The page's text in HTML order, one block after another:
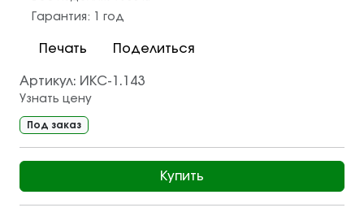
Гарантия:
1 год
Печать Поделиться
Артикул: ИКС-1.143
Узнать цену
Под заказ
Купить